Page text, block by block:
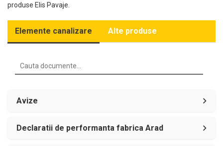
produse Elis Pavaje.
Elemente canalizare Alte produse
Avize
Declaratii de performanta fabrica Arad